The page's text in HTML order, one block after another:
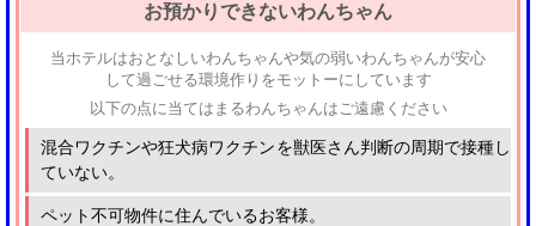
お預かりできないわんちゃん
当ホテルはおとなしいわんちゃんや気の弱いわんちゃんが安心
して過ごせる環境作りをモットーにしています
以下の点に当てはまるわんちゃんはご遠慮ください
混合ワクチンや狂犬病ワクチンを獣医さん判断の周期で接種し
ていない。
ペット不可物件に住んでいるお客様。